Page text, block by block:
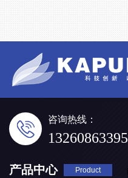
咨询热线：
13260863395
产品中心 Product